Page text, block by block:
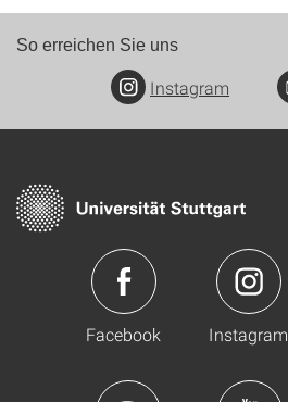
So erreichen Sie uns
Instagram
Facebook Instagram